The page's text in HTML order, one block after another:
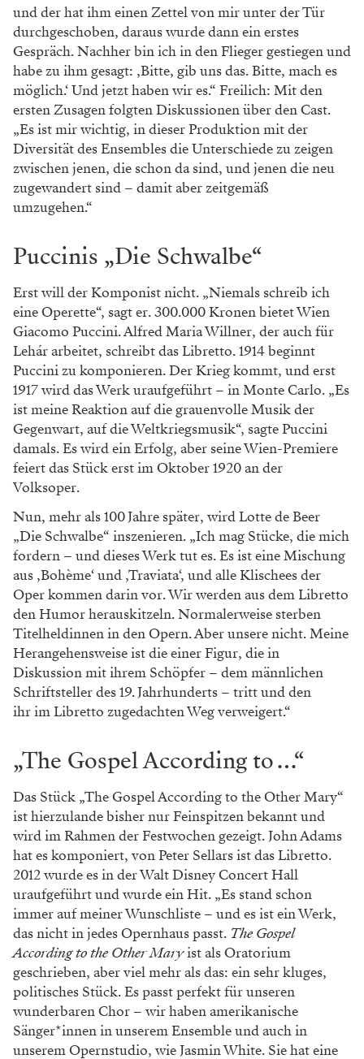
und der hat ihm einen Zettel von mir unter der Tür
durchgeschoben, daraus wurde dann ein erstes
Gespräch. Nachher bin ich in den Flieger gestiegen und
habe zu ihm gesagt: ‚Bitte, gib uns das. Bitte, mach es
möglich.‘ Und jetzt haben wir es.“ Freilich: Mit den
ersten Zusagen folgten Diskussionen über den Cast.
„Es ist mir wichtig, in dieser Produktion mit der
Diversität des Ensembles die Unterschiede zu zeigen
zwischen jenen, die schon da sind, und jenen die neu
zugewandert sind – damit aber zeitgemäß
umzugehen.“
Puccinis „Die Schwalbe“
Erst will der Komponist nicht. „Niemals schreib ich
eine Operette“, sagt er. 300.000 Kronen bietet Wien
Giacomo Puccini. Alfred Maria Willner, der auch für
Lehár arbeitet, schreibt das Libretto. 1914 beginnt
Puccini zu komponieren. Der Krieg kommt, und erst
1917 wird das Werk uraufgeführt – in Monte Carlo. „Es
ist meine Reaktion auf die grauenvolle Musik der
Gegenwart, auf die Weltkriegsmusik“, sagte Puccini
damals. Es wird ein Erfolg, aber seine Wien-Premiere
feiert das Stück erst im Oktober 1920 an der
Volksoper.
Nun, mehr als 100 Jahre später, wird Lotte de Beer
„Die Schwalbe“ inszenieren. „Ich mag Stücke, die mich
fordern – und dieses Werk tut es. Es ist eine Mischung
aus ‚Bohème‘ und ‚Traviata‘, und alle Klischees der
Oper kommen darin vor. Wir werden aus dem Libretto
den Humor herauskitzeln. Normalerweise sterben
Titelheldinnen in den Opern. Aber unsere nicht. Meine
Herangehensweise ist die einer Figur, die in
Diskussion mit ihrem Schöpfer – dem männlichen
Schriftsteller des 19. Jahrhunderts – tritt und den
ihr im Libretto zugedachten Weg verweigert.“
„The Gospel According to …“
Das Stück „The Gospel According to the Other Mary“
ist hierzulande bisher nur Feinspitzen bekannt und
wird im Rahmen der Festwochen gezeigt. John Adams
hat es komponiert, von Peter Sellars ist das Libretto.
2012 wurde es in der Walt Disney Concert Hall
uraufgeführt und wurde ein Hit. „Es stand schon
immer auf meiner Wunschliste – und es ist ein Werk,
das nicht in jedes Opernhaus passt. The Gospel
According to the Other Maryist als Oratorium
geschrieben, aber viel mehr als das: ein sehr kluges,
politisches Stück. Es passt perfekt für unseren
wunderbaren Chor – wir haben amerikanische
Sänger*innen in unserem Ensemble und auch in
unserem Opernstudio, wie Jasmin White. Sie hat eine